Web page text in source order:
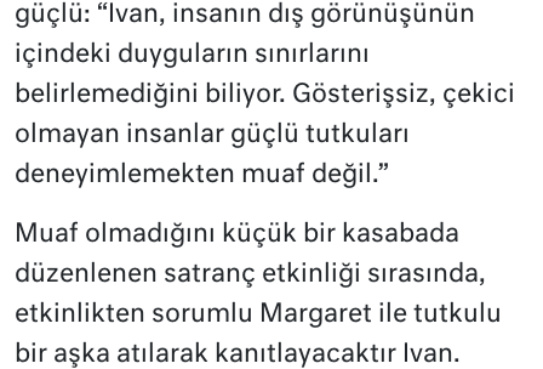
güçlü: “Ivan, insanın dış görünüşünün
içindeki duyguların sınırlarını
belirlemediğini biliyor. Gösterişsiz, çekici
olmayan insanlar güçlü tutkuları
deneyimlemekten muaf değil.”
Muaf olmadığını küçük bir kasabada
düzenlenen satranç etkinliği sırasında,
etkinlikten sorumlu Margaret ile tutkulu
bir aşka atılarak kanıtlayacaktır Ivan.